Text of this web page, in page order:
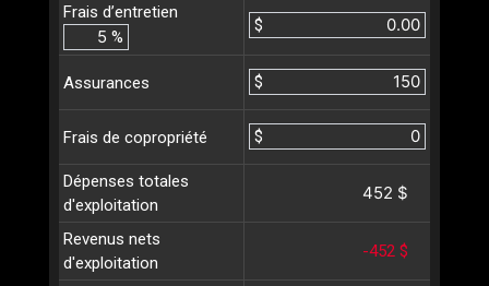
Frais d’entretien
%
$
Assurances $
Frais de copropriété $
Dépenses totales
d'exploitation
452 $
Revenus nets
d'exploitation
-452 $